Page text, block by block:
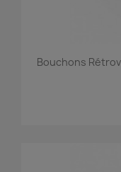
Bouchons